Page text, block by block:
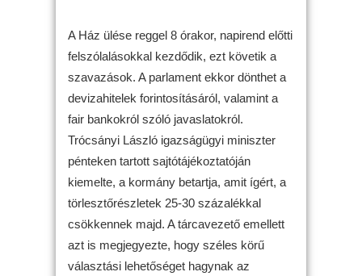
A Ház ülése reggel 8 órakor, napirend előtti
felszólalásokkal kezdődik, ezt követik a
szavazások. A parlament ekkor dönthet a
devizahitelek forintosításáról, valamint a
fair bankokról szóló javaslatokról.
Trócsányi László igazságügyi miniszter
pénteken tartott sajtótájékoztatóján
kiemelte, a kormány betartja, amit ígért, a
törlesztőrészletek 25-30 százalékkal
csökkennek majd. A tárcavezető emellett
azt is megjegyezte, hogy széles körű
választási lehetőséget hagynak az